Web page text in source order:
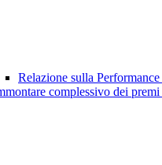
Relazione sulla Performance
complessivo dei premi